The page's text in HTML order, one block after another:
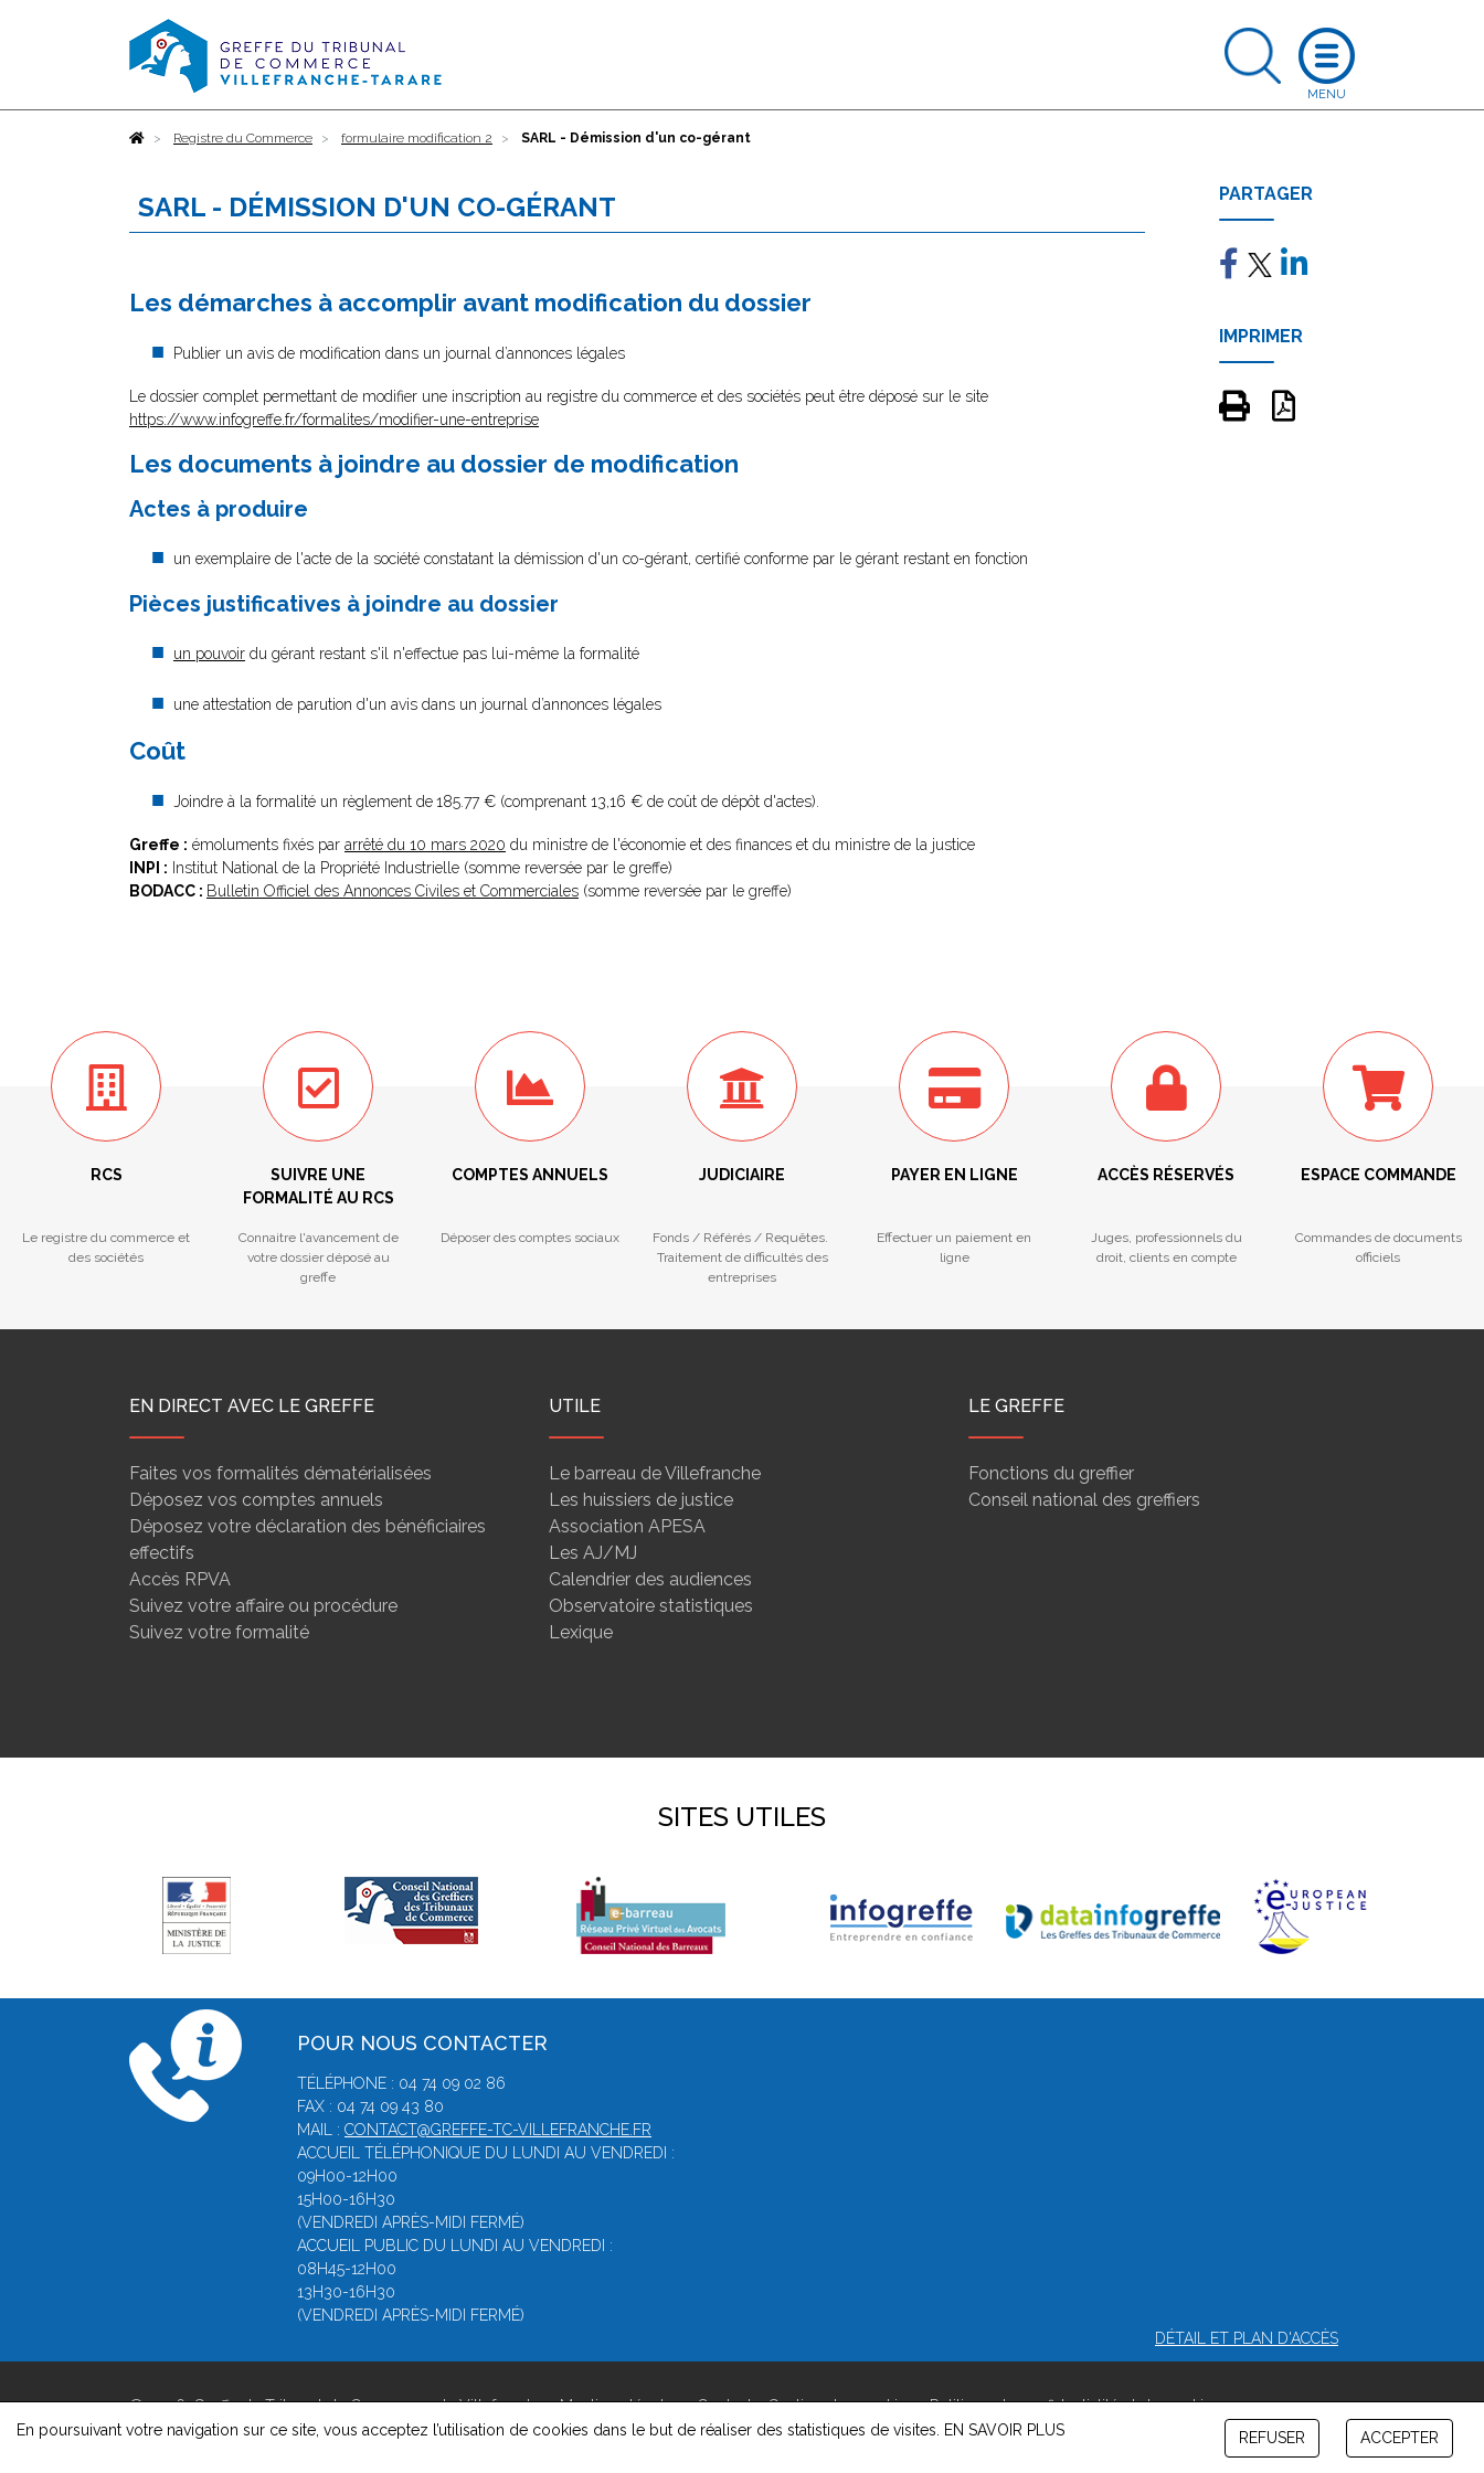
AccueilRegistre du Commerce formulaire modification 2 SARL - Démission d'un co-gérant
SARL - DÉMISSION D'UN CO-GÉRANT
Les démarches à accomplir avant modification du dossier
Publier un avis de modification dans un journal d’annonces légales
Le dossier complet permettant de modifier une inscription au registre du commerce et des sociétés peut être déposé sur le site
https://www.infogreffe.fr/formalites/modifier-une-entreprise
Les documents à joindre au dossier de modification
Actes à produire
un exemplaire de l'acte de la société constatant la démission d'un co-gérant, certifié conforme par le gérant restant en fonction
Pièces justificatives à joindre au dossier
un pouvoir du gérant restant s'il n'effectue pas lui-même la formalité
une attestation de parution d'un avis dans un journal d’annonces légales
Coût
Joindre à la formalité un règlement de185.77 € (comprenant 13,16 € de coût de dépôt d'actes).
Greffe : émoluments fixés par arrêté du 10 mars 2020 du ministre de l'économie et des finances et du ministre de la justice
INPI : Institut National de la Propriété Industrielle (somme reversée par le greffe)
BODACC : Bulletin Officiel des Annonces Civiles et Commerciales (somme reversée par le greffe)
PARTAGER
IMPRIMER
RCS
Le registre du commerce et
des sociétés
SUIVRE UNE
FORMALITÉ AU RCS
Connaitre l'avancement de
votre dossier déposé au
greffe
COMPTES ANNUELS
Déposer des comptes sociaux
JUDICIAIRE
Fonds / Référés / Requêtes.
Traitement de difficultés des
entreprises
PAYER EN LIGNE
Effectuer un paiement en
ligne
ACCÈS RÉSERVÉS
Juges, professionnels du
droit, clients en compte
ESPACE COMMANDE
Commandes de documents
officiels
EN DIRECT AVEC LE GREFFE
Faites vos formalités dématérialisées
Déposez vos comptes annuels
Déposez votre déclaration des bénéficiaires
effectifs
Accès RPVA
Suivez votre affaire ou procédure
Suivez votre formalité
UTILE
Le barreau de Villefranche
Les huissiers de justice
Association APESA
Les AJ/MJ
Calendrier des audiences
Observatoire statistiques
Lexique
LE GREFFE
Fonctions du greffier
Conseil national des greffiers
SITES UTILES
POUR NOUS CONTACTER
TÉLÉPHONE : 04 74 09 02 86
FAX : 04 74 09 43 80
MAIL : CONTACT@GREFFE-TC-VILLEFRANCHE.FR
ACCUEIL TÉLÉPHONIQUE DU LUNDI AU VENDREDI :
09H00-12H00
15H00-16H30
(VENDREDI APRÈS-MIDI FERMÉ)
ACCUEIL PUBLIC DU LUNDI AU VENDREDI :
08H45-12H00
13H30-16H30
(VENDREDI APRÈS-MIDI FERMÉ)
DÉTAIL ET PLAN D'ACCÈS
© 2026, Greffe du Tribunal de Commerce de Villefranche -Mentions légales-Contact-Gestion des cookies-Politique de confidentialité et de cookies
Version : 1.8.1
En poursuivant votre navigation sur ce site, vous acceptez l’utilisation de cookies dans le but de réaliser des statistiques de visites. EN SAVOIR PLUS REFUSER ACCEPTER